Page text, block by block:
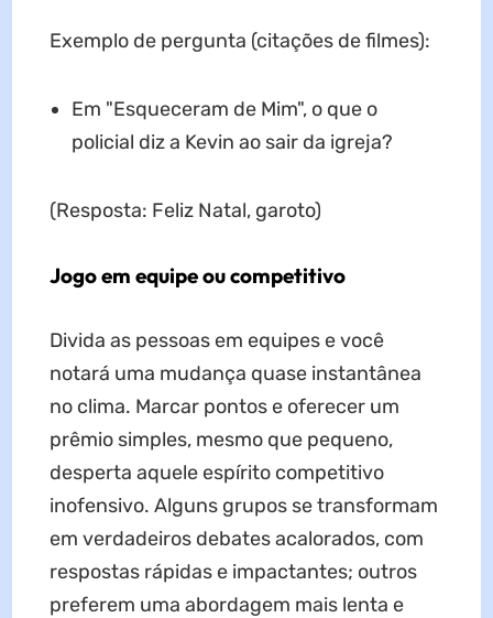
Exemplo de pergunta (citações de filmes):
Em "Esqueceram de Mim", o que o
policial diz a Kevin ao sair da igreja?
(Resposta: Feliz Natal, garoto)
Jogo em equipe ou competitivo
Divida as pessoas em equipes e você
notará uma mudança quase instantânea
no clima. Marcar pontos e oferecer um
prêmio simples, mesmo que pequeno,
desperta aquele espírito competitivo
inofensivo. Alguns grupos se transformam
em verdadeiros debates acalorados, com
respostas rápidas e impactantes; outros
preferem uma abordagem mais lenta e